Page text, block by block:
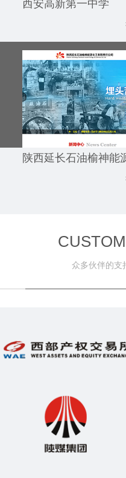
西安高新第一中学
陕西延长石油榆神能
众多伙伴的支